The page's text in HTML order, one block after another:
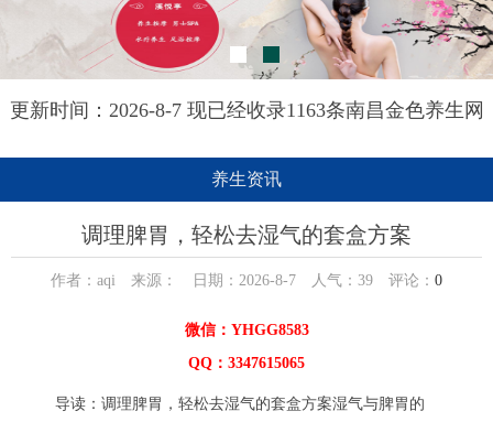
更新时间：2026-8-7 现已经收录1163条南昌金色养生网
养生资讯
调理脾胃，轻松去湿气的套盒方案
作者：aqi 来源： 日期：2026-8-7 人气： 39 评论： 0
微信：YHGG8583
QQ：3347615065
导读：调理脾胃，轻松去湿气的套盒方案湿气与脾胃的